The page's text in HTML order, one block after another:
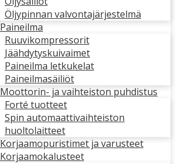
Öljypinnan valvontajärjestelmä
Paineilma
Ruuvikompressorit
Jäähdytyskuivaimet
Paineilma letkukelat
Paineilmasäiliöt
Moottorin- ja vaihteiston puhdistus
Forté tuotteet
Spin automaattivaihteiston
huoltolaitteet
Korjaamopuristimet ja varusteet
Korjaamokalusteet